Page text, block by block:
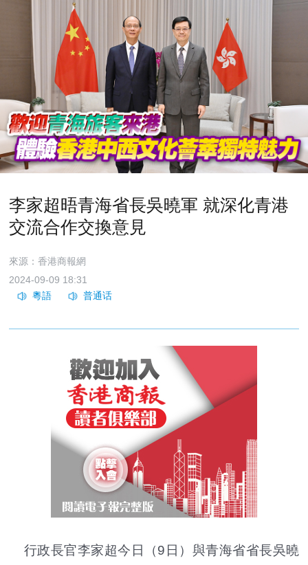
李家超晤青海省長吳曉軍 就深化青港
交流合作交換意見
來源：香港商報網
2024-09-09 18:31
行政長官李家超今日（9日）與青海省省長吳曉